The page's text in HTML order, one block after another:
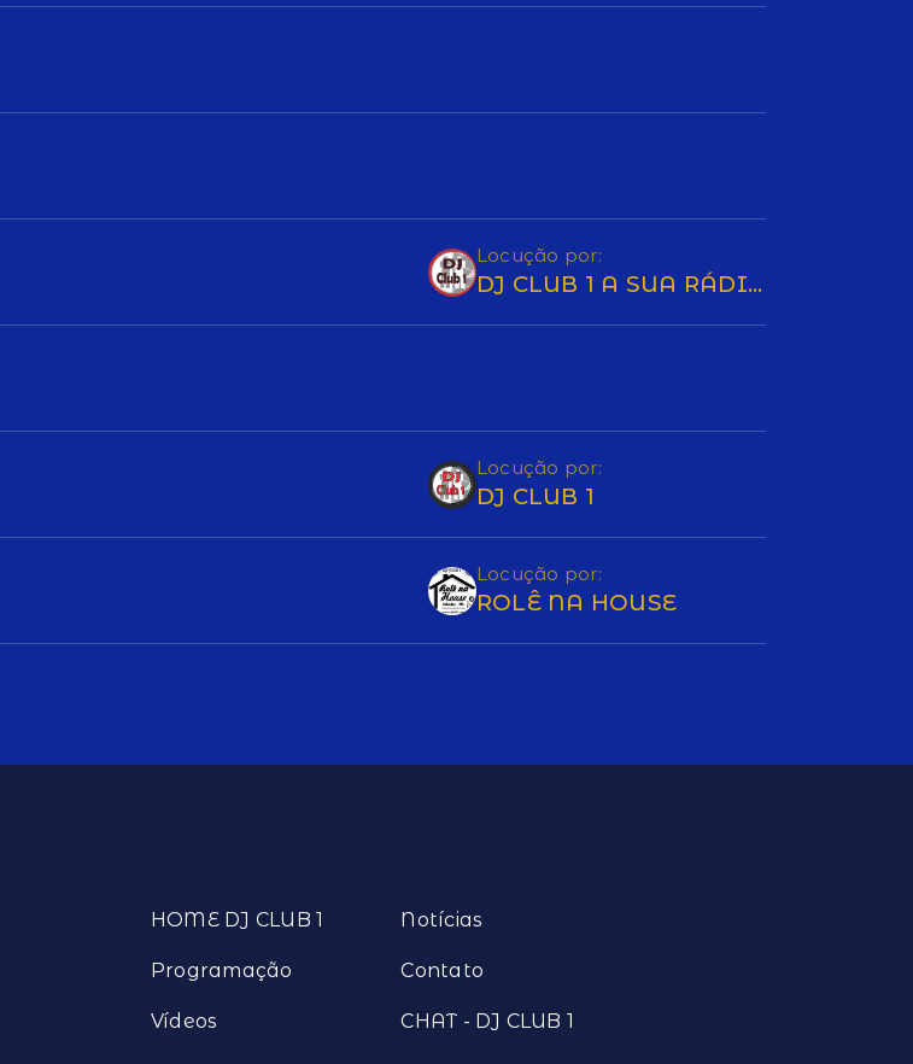
Locução por:
DJ CLUB 1 A SUA RÁDIO
Locução por:
DJ CLUB 1
Locução por:
ROLÊ NA HOUSE
HOME DJ CLUB 1
Programação
Vídeos
Notícias
Contato
CHAT - DJ CLUB 1